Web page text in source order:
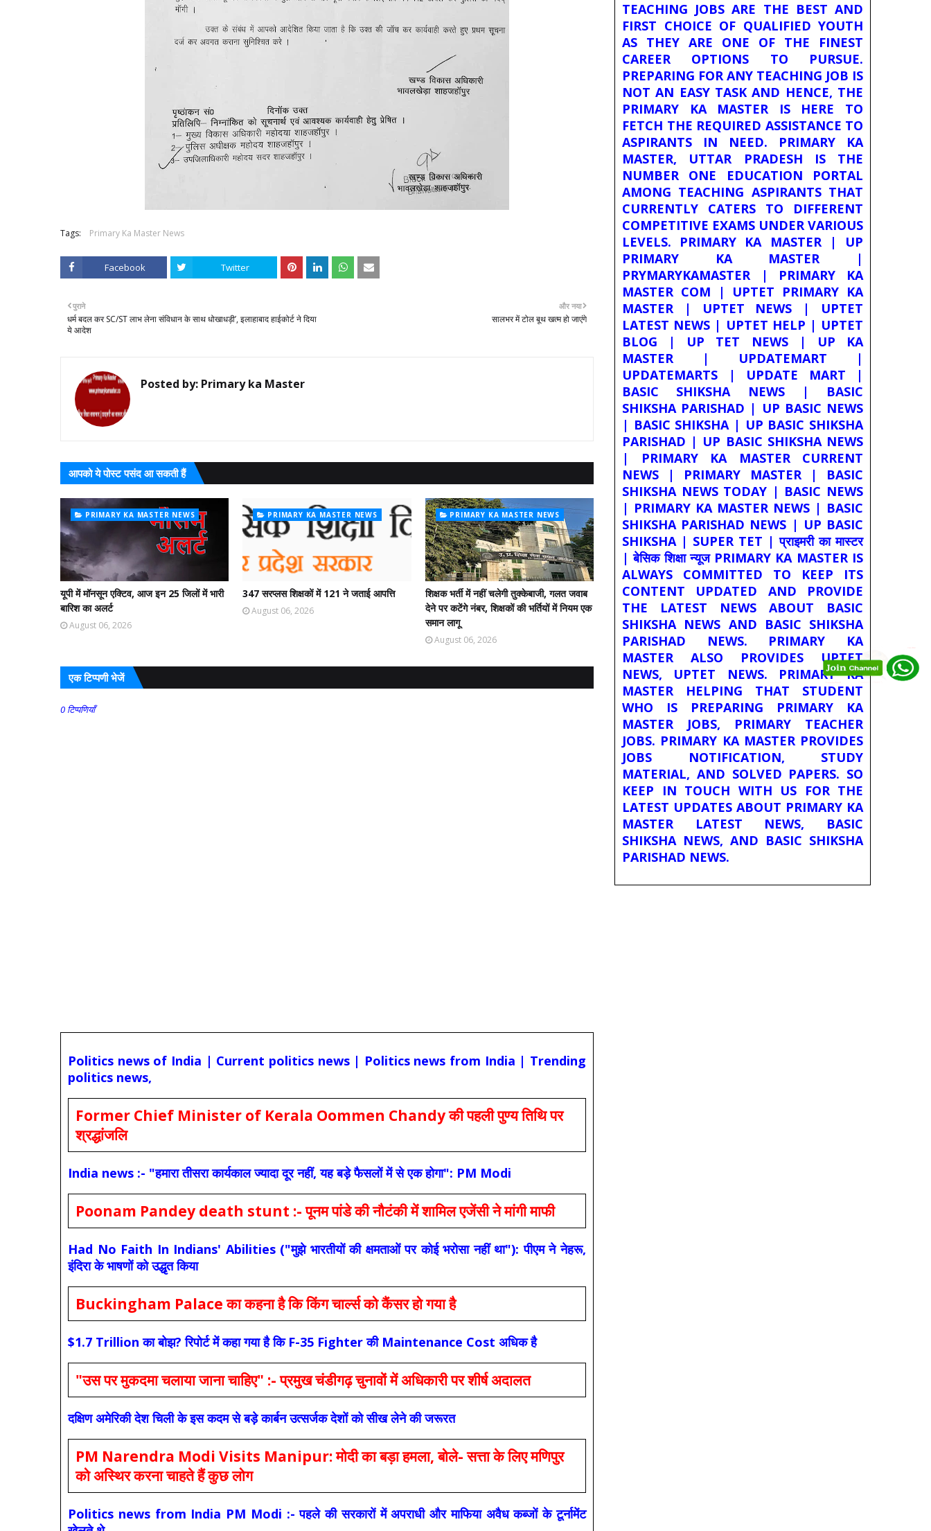
Tags: Primary Ka Master News
Facebook Twitter
और नया
सालभर में टोल बूथ खत्म हो जाएंगे
पुराने
धर्म बदल कर SC/ST लाभ लेना संविधान के साथ धोखाधड़ी’, इलाहाबाद हाईकोर्ट ने दिया
ये आदेश
Posted by: Primary ka Master
आपको ये पोस्ट पसंद आ सकती हैं
PRIMARY KA MASTER NEWS
यूपी में मॉनसून एक्टिव, आज इन 25 जिलों में भारी
बारिश का अलर्ट
August 06, 2026
PRIMARY KA MASTER NEWS
347 सरप्लस शिक्षकों में 121 ने जताई आपत्ति
August 06, 2026
PRIMARY KA MASTER NEWS
शिक्षक भर्ती में नहीं चलेगी तुक्केबाजी, गलत जवाब
देने पर कटेंगे नंबर, शिक्षकों की भर्तियों में नियम एक
समान लागू
August 06, 2026
एक टिप्पणी भेजें
0 टिप्पणियाँ
Politics news of India | Current politics news | Politics news from India | Trending
politics news,
Former Chief Minister of Kerala Oommen Chandy की पहली पुण्य तिथि पर
श्रद्धांजलि
India news :- "हमारा तीसरा कार्यकाल ज्यादा दूर नहीं, यह बड़े फैसलों में से एक होगा": PM Modi
Poonam Pandey death stunt :- पूनम पांडे की नौटंकी में शामिल एजेंसी ने मांगी माफी
Had No Faith In Indians' Abilities ("मुझे भारतीयों की क्षमताओं पर कोई भरोसा नहीं था"): पीएम ने नेहरू,
इंदिरा के भाषणों को उद्धृत किया
Buckingham Palace का कहना है कि किंग चार्ल्स को कैंसर हो गया है
$1.7 Trillion का बोझ? रिपोर्ट में कहा गया है कि F-35 Fighter की Maintenance Cost अधिक है
"उस पर मुकदमा चलाया जाना चाहिए" :- प्रमुख चंडीगढ़ चुनावों में अधिकारी पर शीर्ष अदालत
दक्षिण अमेरिकी देश चिली के इस कदम से बड़े कार्बन उत्सर्जक देशों को सीख लेने की जरूरत
PM Narendra Modi Visits Manipur: मोदी का बड़ा हमला, बोले- सत्ता के लिए मणिपुर
को अस्थिर करना चाहते हैं कुछ लोग
Politics news from India PM Modi :- पहले की सरकारों में अपराधी और माफिया अवैध कब्जों के टूर्नामेंट
TEACHING JOBS ARE THE BEST AND
FIRST CHOICE OF QUALIFIED YOUTH
AS THEY ARE ONE OF THE FINEST
CAREER OPTIONS TO PURSUE.
PREPARING FOR ANY TEACHING JOB IS
NOT AN EASY TASK AND HENCE, THE
PRIMARY KA MASTER IS HERE TO
FETCH THE REQUIRED ASSISTANCE TO
ASPIRANTS IN NEED. PRIMARY KA
MASTER, UTTAR PRADESH IS THE
NUMBER ONE EDUCATION PORTAL
AMONG TEACHING ASPIRANTS THAT
CURRENTLY CATERS TO DIFFERENT
COMPETITIVE EXAMS UNDER VARIOUS
LEVELS. PRIMARY KA MASTER | UP
PRIMARY KA MASTER |
PRYMARYKAMASTER | PRIMARY KA
MASTER COM | UPTET PRIMARY KA
MASTER | UPTET NEWS | UPTET
LATEST NEWS | UPTET HELP | UPTET
BLOG | UP TET NEWS | UP KA
MASTER | UPDATEMART |
UPDATEMARTS | UPDATE MART |
BASIC SHIKSHA NEWS | BASIC
SHIKSHA PARISHAD | UP BASIC NEWS
| BASIC SHIKSHA | UP BASIC SHIKSHA
PARISHAD | UP BASIC SHIKSHA NEWS
| PRIMARY KA MASTER CURRENT
NEWS | PRIMARY MASTER | BASIC
SHIKSHA NEWS TODAY | BASIC NEWS
| PRIMARY KA MASTER NEWS | BASIC
SHIKSHA PARISHAD NEWS | UP BASIC
SHIKSHA | SUPER TET | प्राइमरी का मास्टर
| बेसिक शिक्षा न्यूज PRIMARY KA MASTER IS
ALWAYS COMMITTED TO KEEP ITS
CONTENT UPDATED AND PROVIDE
THE LATEST NEWS ABOUT BASIC
SHIKSHA NEWS AND BASIC SHIKSHA
PARISHAD NEWS. PRIMARY KA
MASTER ALSO PROVIDES UPTET
NEWS, UPTET NEWS. PRIMARY KA
MASTER HELPING THAT STUDENT
WHO IS PREPARING PRIMARY KA
MASTER JOBS, PRIMARY TEACHER
JOBS. PRIMARY KA MASTER PROVIDES
JOBS NOTIFICATION, STUDY
MATERIAL, AND SOLVED PAPERS. SO
KEEP IN TOUCH WITH US FOR THE
LATEST UPDATES ABOUT PRIMARY KA
MASTER LATEST NEWS, BASIC
SHIKSHA NEWS, AND BASIC SHIKSHA
PARISHAD NEWS.